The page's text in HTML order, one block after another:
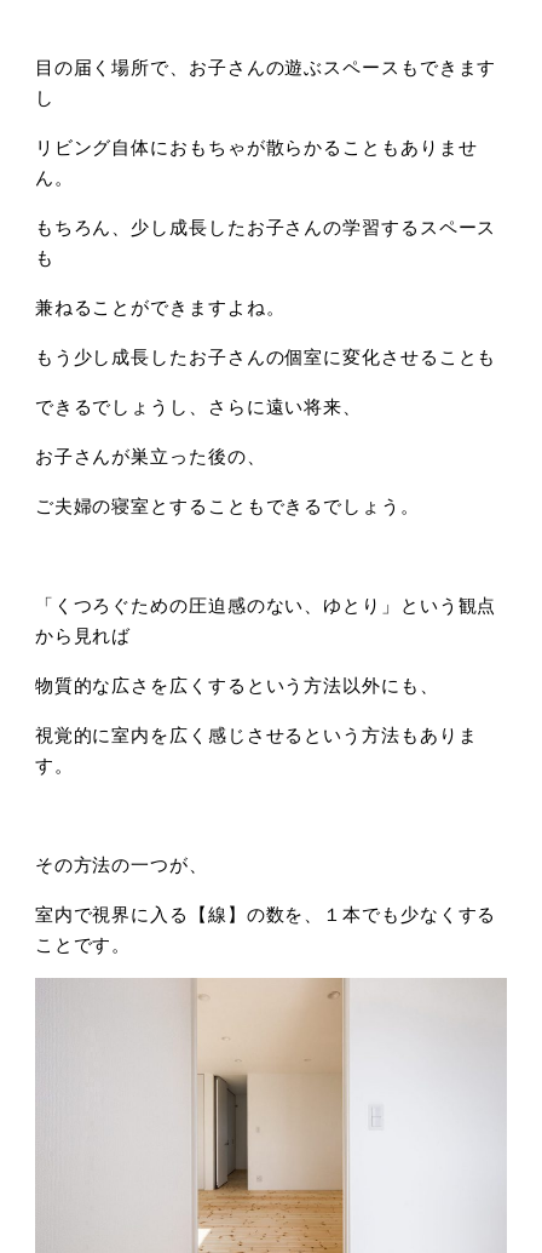
目の届く場所で、お子さんの遊ぶスペースもできます
し
リビング自体におもちゃが散らかることもありませ
ん。
もちろん、少し成長したお子さんの学習するスペース
も
兼ねることができますよね。
もう少し成長したお子さんの個室に変化させることも
できるでしょうし、さらに遠い将来、
お子さんが巣立った後の、
ご夫婦の寝室とすることもできるでしょう。
「くつろぐための圧迫感のない、ゆとり」という観点
から見れば
物質的な広さを広くするという方法以外にも、
視覚的に室内を広く感じさせるという方法もありま
す。
その方法の一つが、
室内で視界に入る【線】の数を、１本でも少なくする
ことです。